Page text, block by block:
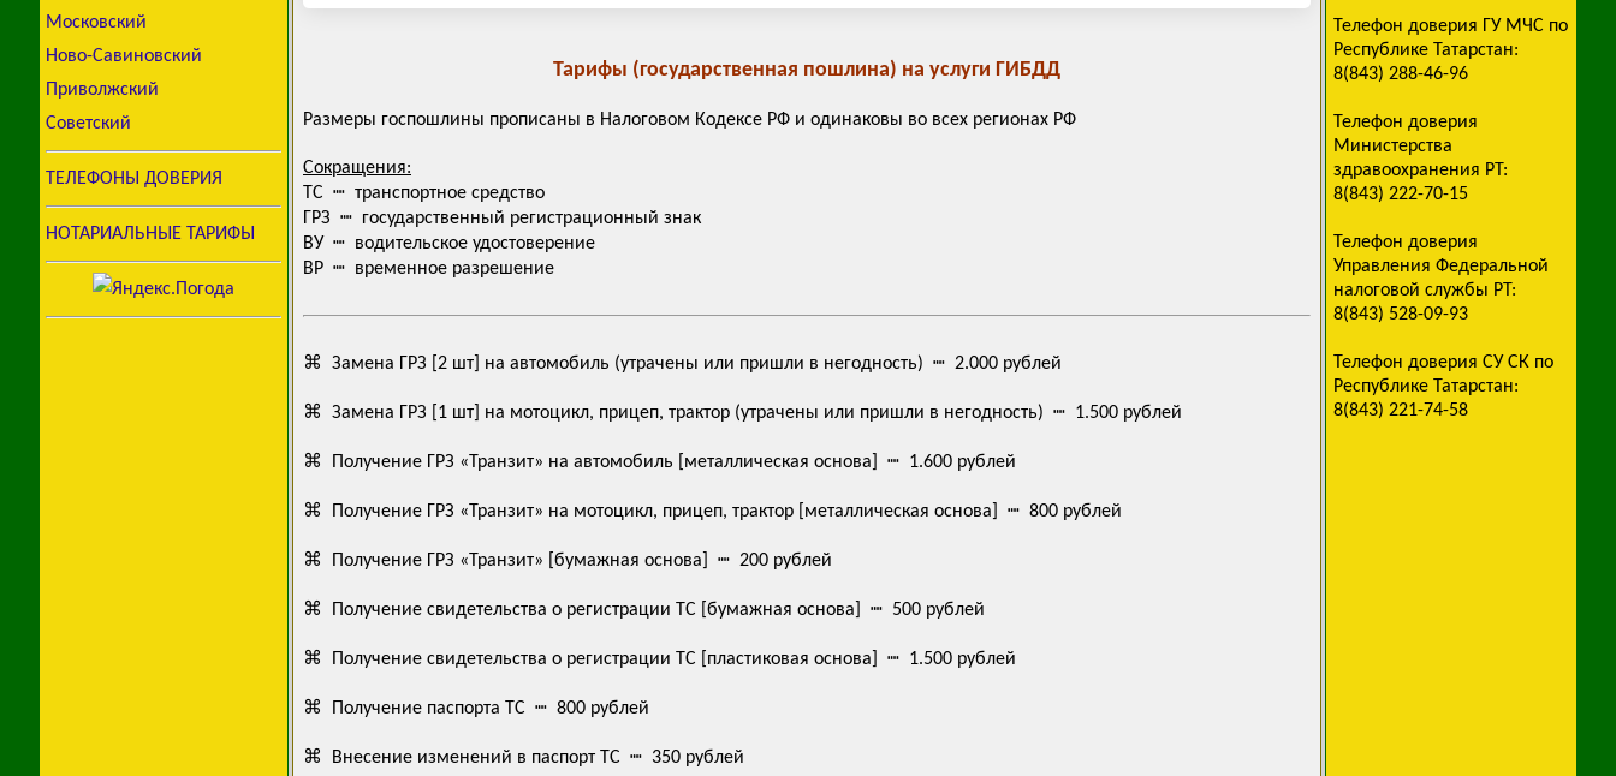
Московский
Ново-Савиновский
Приволжский
Советский
ТЕЛЕФОНЫ ДОВЕРИЯ
НОТАРИАЛЬНЫЕ ТАРИФЫ
Тарифы (государственная пошлина) на услуги ГИБДД
Размеры госпошлины прописаны в Налоговом Кодексе РФ и одинаковы во всех регионах РФ
Сокращения:
ТС ┉ транспортное средство
ГРЗ ┉ государственный регистрационный знак
ВУ ┉ водительское удостоверение
ВР ┉ временное разрешение
⌘ Замена ГРЗ [2 шт] на автомобиль (утрачены или пришли в негодность) ┉ 2.000 рублей
⌘ Замена ГРЗ [1 шт] на мотоцикл, прицеп, трактор (утрачены или пришли в негодность) ┉ 1.500 рублей
⌘ Получение ГРЗ «Транзит» на автомобиль [металлическая основа] ┉ 1.600 рублей
⌘ Получение ГРЗ «Транзит» на мотоцикл, прицеп, трактор [металлическая основа] ┉ 800 рублей
⌘ Получение ГРЗ «Транзит» [бумажная основа] ┉ 200 рублей
⌘ Получение свидетельства о регистрации ТС [бумажная основа] ┉ 500 рублей
⌘ Получение свидетельства о регистрации ТС [пластиковая основа] ┉ 1.500 рублей
⌘ Получение паспорта ТС ┉ 800 рублей
⌘ Внесение изменений в паспорт ТС ┉ 350 рублей
Телефон доверия ГУ МЧС по
Республике Татарстан:
8(843) 288-46-96
Телефон доверия
Министерства
здравоохранения РТ:
8(843) 222-70-15
Телефон доверия
Управления Федеральной
налоговой службы РТ:
8(843) 528-09-93
Телефон доверия СУ СК по
Республике Татарстан:
8(843) 221-74-58